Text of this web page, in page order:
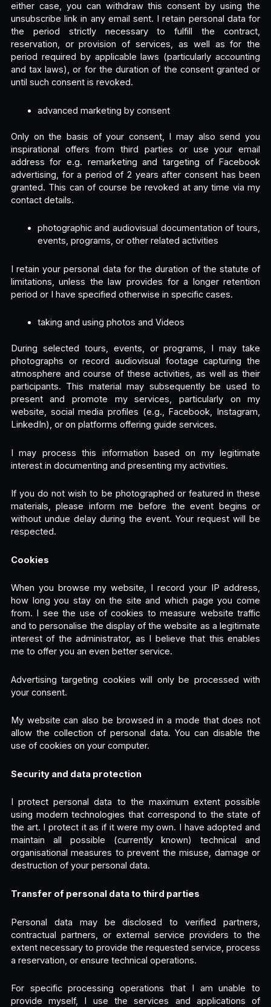
either case, you can withdraw this consent by using the
unsubscribe link in any email sent. I retain personal data for
the period strictly necessary to fulfill the contract,
reservation, or provision of services, as well as for the
period required by applicable laws (particularly accounting
and tax laws), or for the duration of the consent granted or
until such consent is revoked.
advanced marketing by consent
Only on the basis of your consent, I may also send you
inspirational offers from third parties or use your email
address for e.g. remarketing and targeting of Facebook
advertising, for a period of 2 years after consent has been
granted. This can of course be revoked at any time via my
contact details.
photographic and audiovisual documentation of tours,
events, programs, or other related activities
I retain your personal data for the duration of the statute of
limitations, unless the law provides for a longer retention
period or I have specified otherwise in specific cases.
taking and using photos and Videos
During selected tours, events, or programs, I may take
photographs or record audiovisual footage capturing the
atmosphere and course of these activities, as well as their
participants. This material may subsequently be used to
present and promote my services, particularly on my
website, social media profiles (e.g., Facebook, Instagram,
LinkedIn), or on platforms offering guide services.
I may process this information based on my legitimate
interest in documenting and presenting my activities.
If you do not wish to be photographed or featured in these
materials, please inform me before the event begins or
without undue delay during the event. Your request will be
respected.
Cookies
When you browse my website, I record your IP address,
how long you stay on the site and which page you come
from. I see the use of cookies to measure website traffic
and to personalise the display of the website as a legitimate
interest of the administrator, as I believe that this enables
me to offer you an even better service.
Advertising targeting cookies will only be processed with
your consent.
My website can also be browsed in a mode that does not
allow the collection of personal data. You can disable the
use of cookies on your computer.
Security and data protection
I protect personal data to the maximum extent possible
using modern technologies that correspond to the state of
the art. I protect it as if it were my own. I have adopted and
maintain all possible (currently known) technical and
organisational measures to prevent the misuse, damage or
destruction of your personal data.
Transfer of personal data to third parties
Personal data may be disclosed to verified partners,
contractual partners, or external service providers to the
extent necessary to provide the requested service, process
a reservation, or ensure technical operations.
For specific processing operations that I am unable to
provide myself, I use the services and applications of